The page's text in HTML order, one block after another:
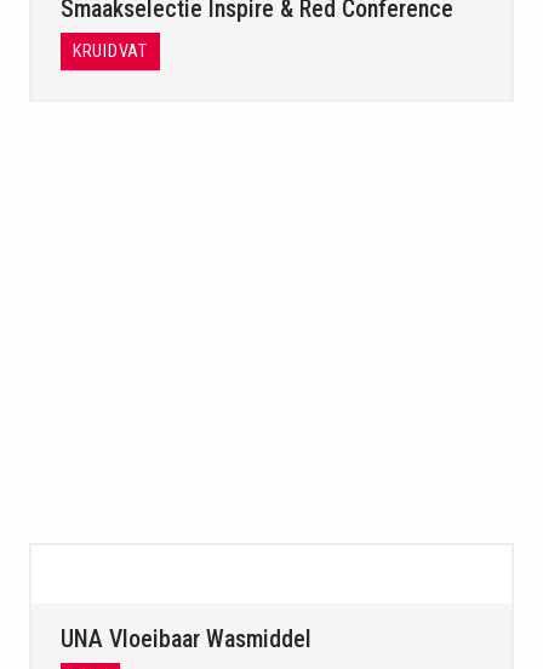
Smaakselectie Inspire & Red Conference
KRUIDVAT
UNA Vloeibaar Wasmiddel